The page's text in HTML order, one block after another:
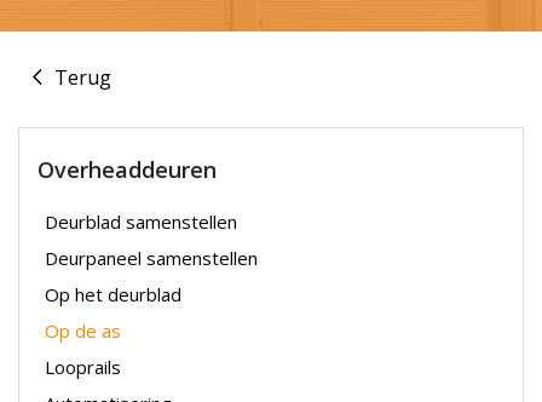
Terug
Overheaddeuren
Deurblad samenstellen
Deurpaneel samenstellen
Op het deurblad
Op de as
Looprails